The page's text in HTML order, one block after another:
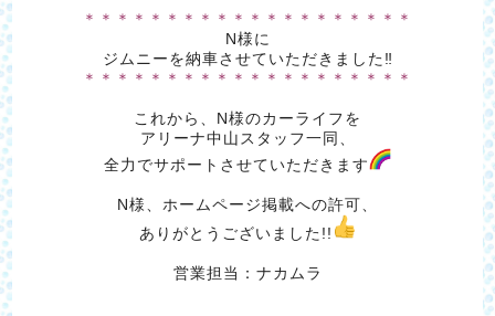
＊＊＊＊＊＊＊＊＊＊＊＊＊＊＊＊＊＊＊＊
N様に
ジムニーを納車させていただきました‼
＊＊＊＊＊＊＊＊＊＊＊＊＊＊＊＊＊＊＊＊
これから、N様のカーライフを
アリーナ中山スタッフ一同、
全力でサポートさせていただきます
N様、ホームページ掲載への許可、
ありがとうございました!!
営業担当：ナカムラ